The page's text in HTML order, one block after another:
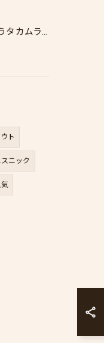
旅するべんとうタカムラでは公式ホームページを開設いたしました。
ト
ニック